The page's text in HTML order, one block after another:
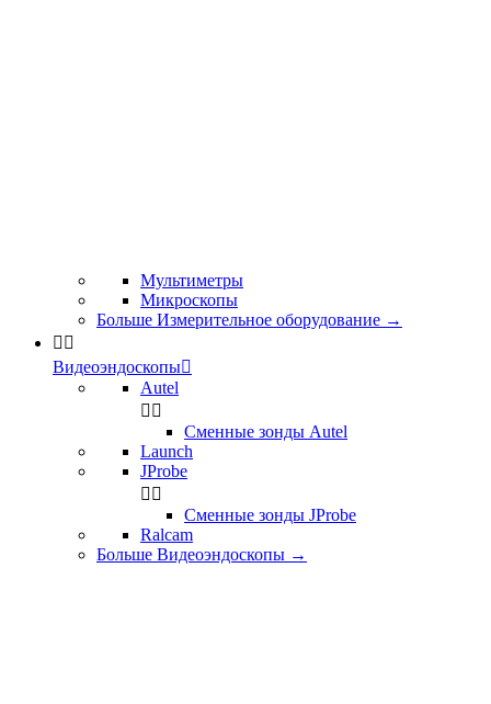
Мультиметры
Микроскопы
Больше Измерительное оборудование →
 
Видеоэндоскопы
Autel
 
Сменные зонды Autel
Launch
JProbe
 
Сменные зонды JProbe
Ralcam
Больше Видеоэндоскопы →